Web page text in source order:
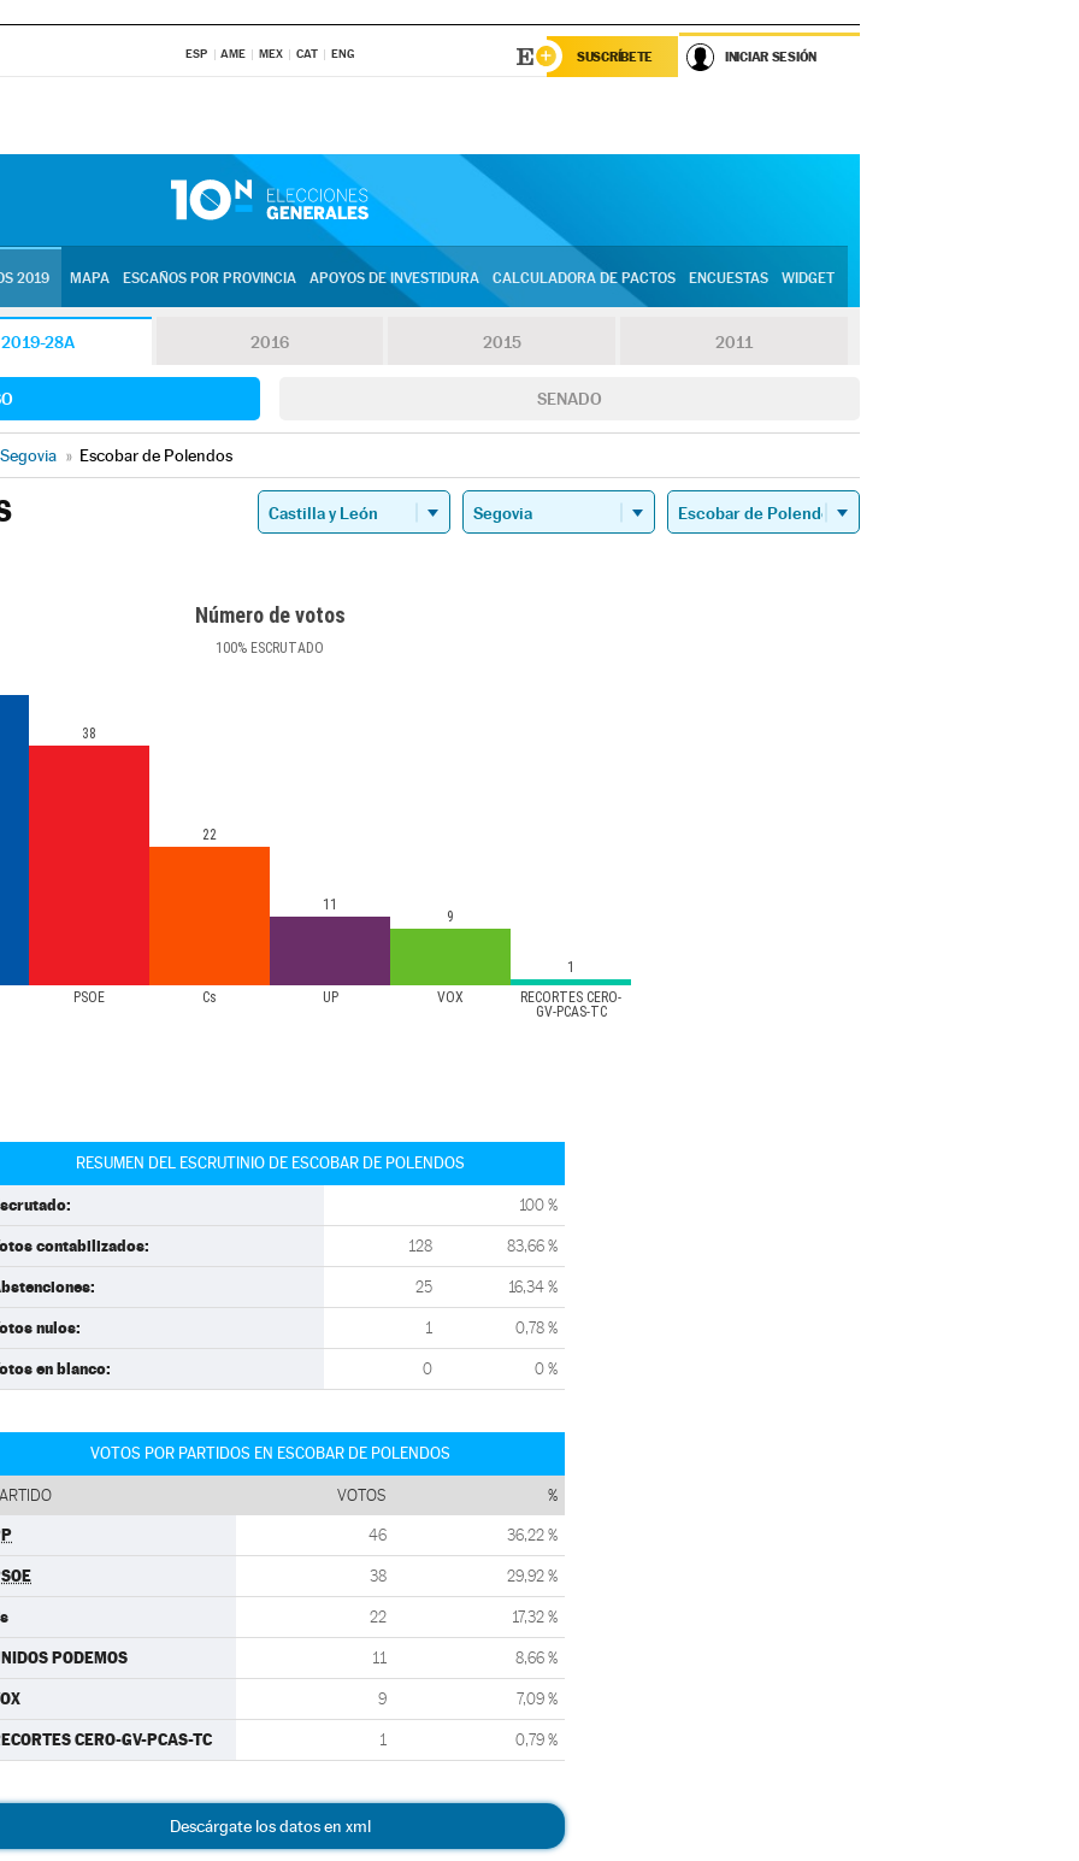
ESP AME MEX CAT ENG SUSCRÍBETE INICIAR SESIÓN
2019 MAPA ESCAÑOS POR PROVINCIA APOYOS DE INVESTIDURA CALCULADORA DE PACTOS ENCUESTAS WIDGET
2019-28A 2016 2015 2011
SENADO
Segovia » Escobar de Polendos
Número de votos
100% ESCRUTADO
PSOE Cs UP VOX
RECORTES CERO-
GV-PCAS-TC
38
22
11
9
1
RESUMEN DEL ESCRUTINIO DE ESCOBAR DE POLENDOS
100 %
contabilizados: 128 83,66 %
25 16,34 %
nulos: 1 0,78 %
en blanco: 0 0 %
VOTOS POR PARTIDOS EN ESCOBAR DE POLENDOS
VOTOS %
46 36,22 %
38 29,92 %
22 17,32 %
PODEMOS 11 8,66 %
9 7,09 %
CERO-GV-PCAS-TC 1 0,79 %
Descárgate los datos en xml